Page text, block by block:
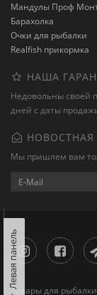
Мандулы Проф
Барахолка
Очки для рыбалки
Realfish прикормка
НАША
Недовольны своей
дней с даты
Мы пришлем вам
Товары для
Левая панель